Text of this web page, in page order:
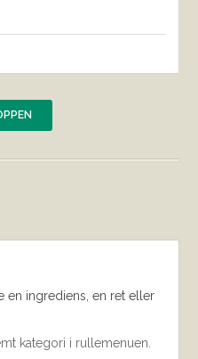
en ingrediens, en ret eller
kategori i rullemenuen.